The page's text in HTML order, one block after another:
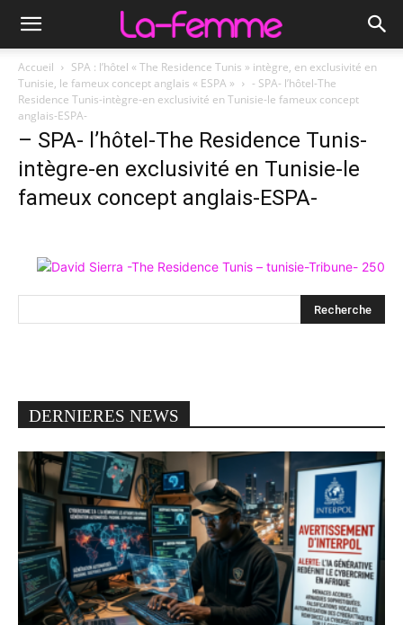
Accueil
SPA : l’hôtel « The Residence Tunis » intègre, en exclusivité en
Tunisie, le fameux concept anglais « ESPA »
- SPA- l’hôtel-The
Residence Tunis-intègre-en exclusivité en Tunisie-le fameux concept
anglais-ESPA-
– SPA- l’hôtel-The Residence Tunis-
intègre-en exclusivité en Tunisie-le
fameux concept anglais-ESPA-
DERNIERES NEWS